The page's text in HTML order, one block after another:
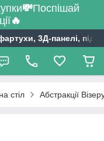
💸Поспішай
🔥
3Д-панелі,
стіл Абстракції